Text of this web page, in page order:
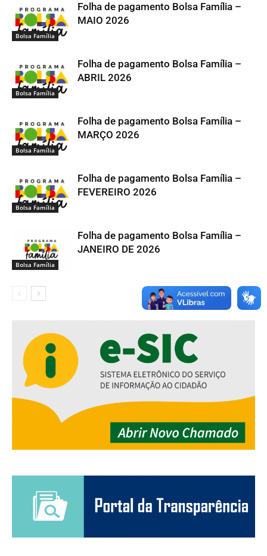
Bolsa Família
Folha de pagamento Bolsa Família –
MAIO 2026
Bolsa Família
Folha de pagamento Bolsa Família –
ABRIL 2026
Bolsa Família
Folha de pagamento Bolsa Família –
MARÇO 2026
Bolsa Família
Folha de pagamento Bolsa Família –
FEVEREIRO 2026
Bolsa Família
Folha de pagamento Bolsa Família –
JANEIRO DE 2026